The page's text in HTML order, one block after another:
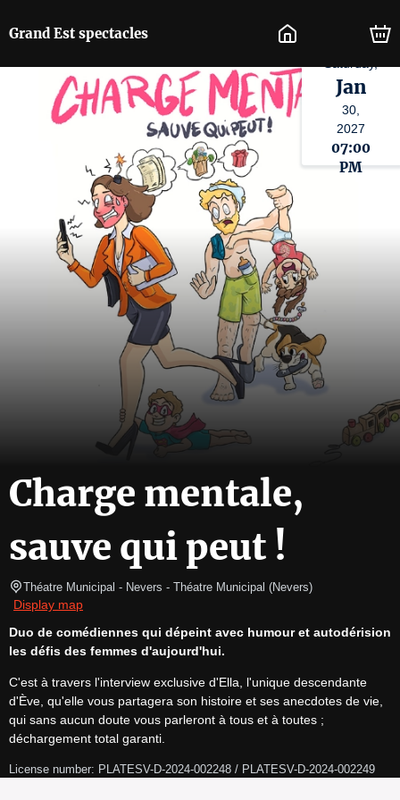
Grand Est spectacles
Jan
30,
2027
07:00
PM
Charge mentale,
sauve qui peut !
Théatre Municipal - Nevers - Théatre Municipal (Nevers)
Display map
Duo de comédiennes qui dépeint avec humour et autodérision
les défis des femmes d'aujourd'hui.
C'est à travers l'interview exclusive d'Ella, l'unique descendante
d'Ève, qu'elle vous partagera son histoire et ses anecdotes de vie,
qui sans aucun doute vous parleront à tous et à toutes ;
déchargement total garanti.
License number: PLATESV-D-2024-002248 / PLATESV-D-2024-002249